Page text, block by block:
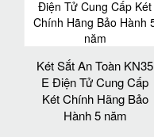
Két Sắt An Toàn KN35
E Điện Tử Cung Cấp
Két Chính Hãng Bảo
Hành 5 năm